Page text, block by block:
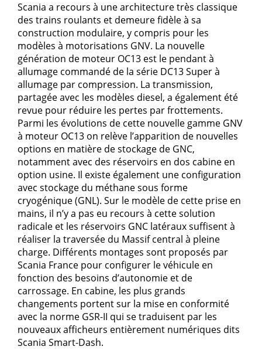
Scania a recours à une architecture très classique
des trains roulants et demeure fidèle à sa
construction modulaire, y compris pour les
modèles à motorisations GNV. La nouvelle
génération de moteur OC13 est le pendant à
allumage commandé de la série DC13 Super à
allumage par compression. La transmission,
partagée avec les modèles diesel, a également été
revue pour réduire les pertes par frottements.
Parmi les évolutions de cette nouvelle gamme GNV
à moteur OC13 on relève l’apparition de nouvelles
options en matière de stockage de GNC,
notamment avec des réservoirs en dos cabine en
option usine. Il existe également une configuration
avec stockage du méthane sous forme
cryogénique (GNL). Sur le modèle de cette prise en
mains, il n’y a pas eu recours à cette solution
radicale et les réservoirs GNC latéraux suffisent à
réaliser la traversée du Massif central à pleine
charge. Différents montages sont proposés par
Scania France pour configurer le véhicule en
fonction des besoins d’autonomie et de
carrossage. En cabine, les plus grands
changements portent sur la mise en conformité
avec la norme GSR-II qui se traduisent par les
nouveaux afficheurs entièrement numériques dits
Scania Smart-Dash.